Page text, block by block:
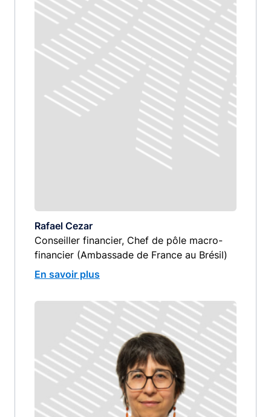
Rafael Cezar
Conseiller financier, Chef de pôle macro-
financier (Ambassade de France au Brésil)
En savoir plus
image